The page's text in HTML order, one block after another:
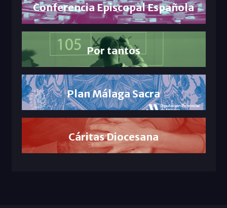
Conferencia Episcopal Española
Por tantos
Plan Málaga Sacra
Cáritas Diocesana